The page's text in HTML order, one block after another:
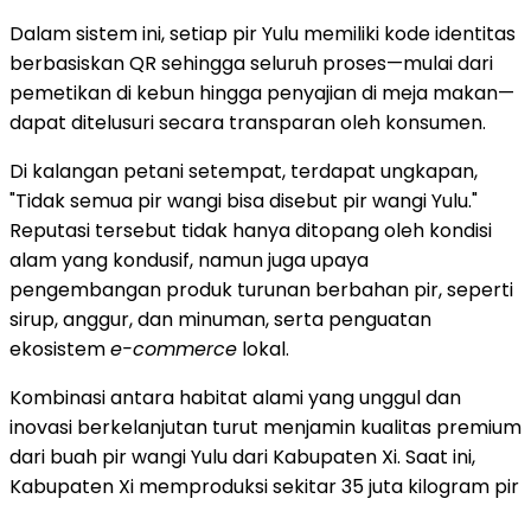
Dalam sistem ini, setiap pir Yulu memiliki kode identitas
berbasiskan QR sehingga seluruh proses—mulai dari
pemetikan di kebun hingga penyajian di meja makan—
dapat ditelusuri secara transparan oleh konsumen.
Di kalangan petani setempat, terdapat ungkapan,
"Tidak semua pir wangi bisa disebut pir wangi Yulu."
Reputasi tersebut tidak hanya ditopang oleh kondisi
alam yang kondusif, namun juga upaya
pengembangan produk turunan berbahan pir, seperti
sirup, anggur, dan minuman, serta penguatan
ekosisteme-commerce lokal.
Kombinasi antara habitat alami yang unggul dan
inovasi berkelanjutan turut menjamin kualitas premium
dari buah pir wangi Yulu dari Kabupaten Xi. Saat ini,
Kabupaten Xi memproduksi sekitar 35 juta kilogram pir